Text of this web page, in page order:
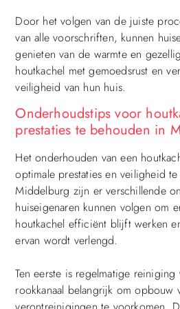
Door het volgen van de juiste
van alle voorschriften, kunnen
genieten van de warmte en
houtkachel met gemoedsrust en
veiligheid van hun huis.
Onderhoudstips voor
prestaties te behouden in
Het onderhouden van een
optimale prestaties en veiligheid
Middelburg zijn er verschillende
huiseigenaren kunnen volgen om
houtkachel efficiënt blijft werken
ervan wordt verlengd.
Ten eerste is regelmatige
rookkanaal belangrijk om opbouw